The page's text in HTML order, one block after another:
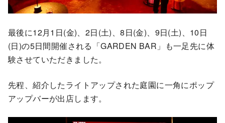
最後に12月1⽇(⾦)、2⽇(⼟)、8⽇(⾦)、9⽇(⼟)、10⽇
(⽇)の5⽇間開催される「GARDEN BAR」も一足先に体
験させていただきました。
先程、紹介したライトアップされた庭園に一角にポップ
アップバーが出店します。